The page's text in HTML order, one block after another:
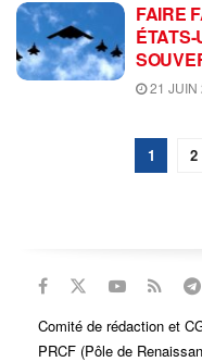
FAIRE
ÉTATS-
21 JUIN
1 2
Comité de rédaction et
PRCF (Pôle de